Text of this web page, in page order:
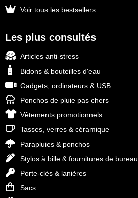
Voir tous les bestsellers
Les plus consultés
Articles anti-stress
Bidons & bouteilles d'eau
Gadgets, ordinateurs & USB
Ponchos de pluie pas chers
Vêtements promotionnels
Tasses, verres & céramique
Parapluies & ponchos
Stylos à bille & fournitures de bureau
Porte-clés & lanières
Sacs